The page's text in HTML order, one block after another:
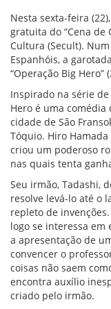
Nesta sexta-feira
gratuita do “Cena de
Cultura (Secult).
Espanhóis, a
“Operação Big Hero”
Inspirado na série
Hero é uma comédia
cidade de São
Tóquio. Hiro
criou um poderoso
nas quais tenta
Seu irmão, Tadashi,
resolve levá-lo até o
repleto de
logo se interessa em
a apresentação de
convencer o
coisas não saem
encontra auxílio
criado pelo irmão.